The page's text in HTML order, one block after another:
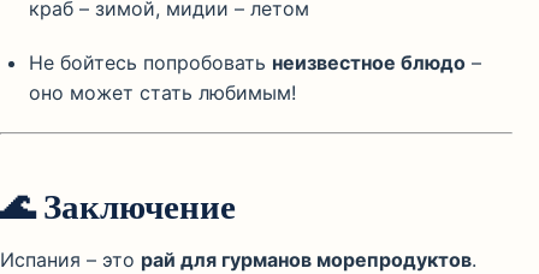
краб – зимой, мидии – летом
Не бойтесь попробовать неизвестное блюдо –
оно может стать любимым!
🌊Заключение
Испания – это рай для гурманов морепродуктов.